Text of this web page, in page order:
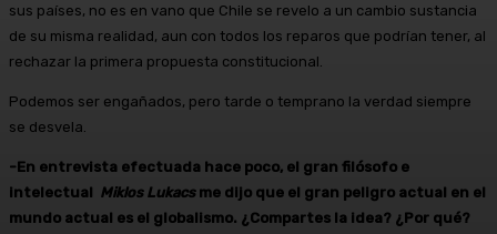
sus países, no es en vano que Chile se revelo a un cambio sustancia
de su misma realidad, aun con todos los reparos que podrían tener, al
rechazar la primera propuesta constitucional.
Podemos ser engañados, pero tarde o temprano la verdad siempre
se desvela.
-En entrevista efectuada hace poco, el gran filósofo e
intelectual Miklos Lukacsme dijo que el gran peligro actual en el
mundo actual es el globalismo. ¿Compartes la idea? ¿Por qué?